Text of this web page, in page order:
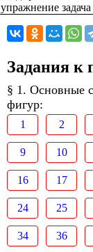
Задания к
§ 1. Основные
фигур:
1 2
9 10
16 17
24 25
34 36